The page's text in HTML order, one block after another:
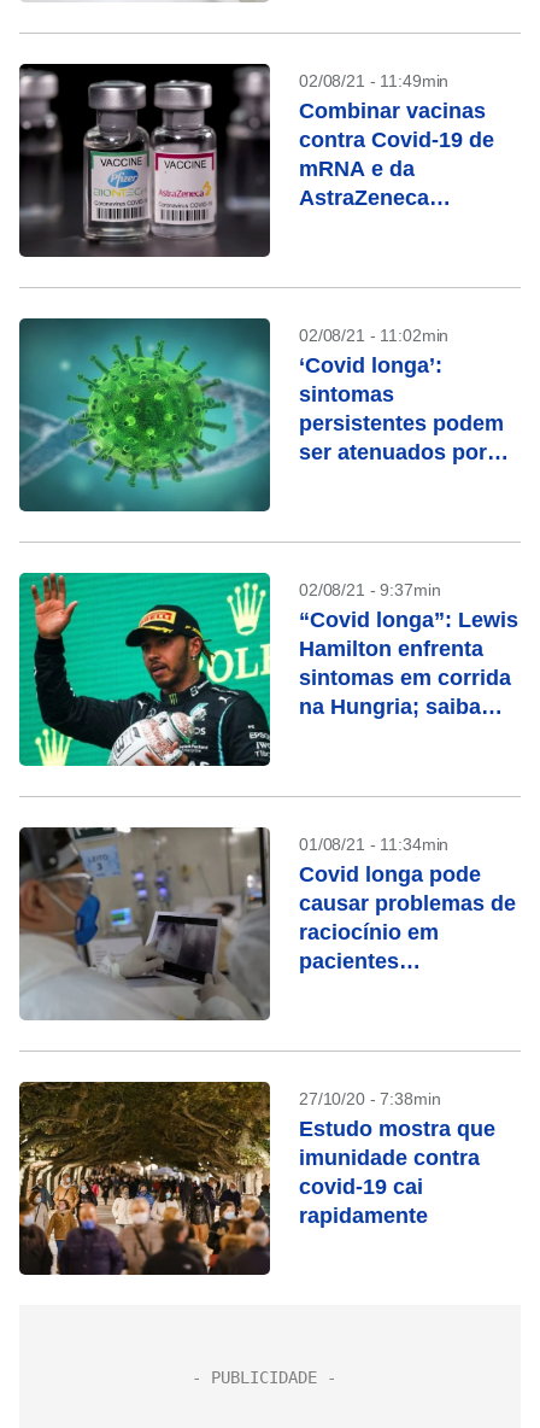
02/08/21 - 11:49min
Combinar vacinas
contra Covid-19 de
mRNA e da
AstraZeneca
02/08/21 - 11:02min
‘Covid longa’:
sintomas
persistentes podem
ser atenuados por
02/08/21 - 9:37min
“Covid longa”: Lewis
Hamilton enfrenta
sintomas em corrida
na Hungria; saiba
01/08/21 - 11:34min
Covid longa pode
causar problemas de
raciocínio em
pacientes
27/10/20 - 7:38min
Estudo mostra que
imunidade contra
covid-19 cai
rapidamente